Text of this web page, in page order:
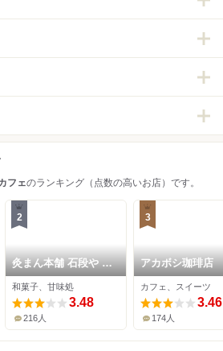
フェのランキング（点数の高いお店）です。
2
灸まん本舗 石段や 本
店
和菓子、甘味処
3.48
216人
3
アカボシ珈琲店
カフェ、スイーツ
3.46
174人